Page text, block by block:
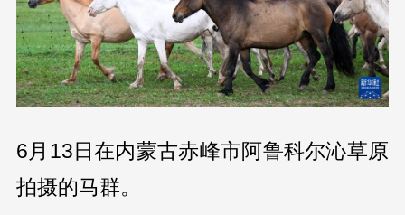
6月13日在内蒙古赤峰市阿鲁科尔沁草原
拍摄的马群。